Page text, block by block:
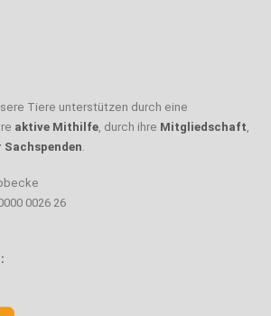
Tiere unterstützen durch eine
aktive Mithilfe, durch ihre Mitgliedschaft,
Sachspenden.
0026 26